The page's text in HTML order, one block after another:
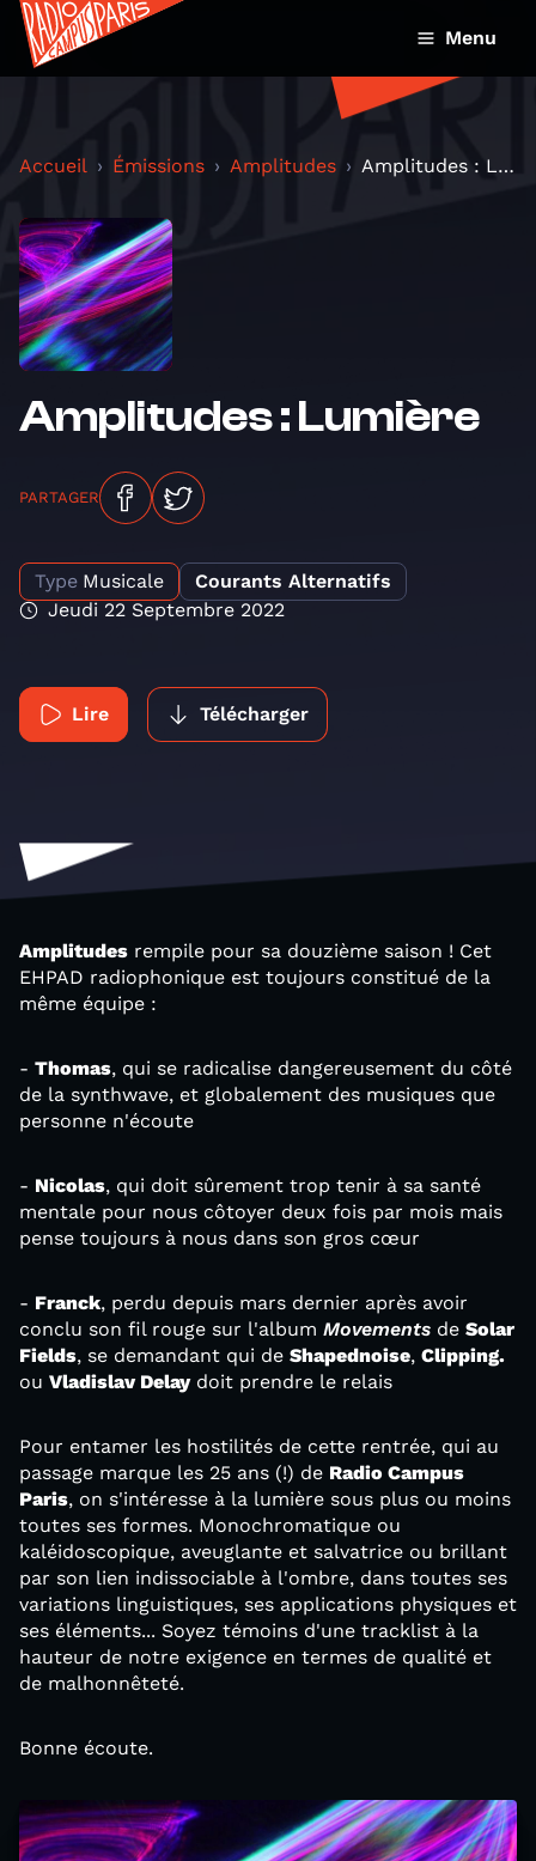
Menu
Accueil Émissions Amplitudes Amplitudes : Lumière
Amplitudes : Lumière
PARTAGER
Type Musicale
Courants Alternatifs
Jeudi 22 Septembre 2022
Lire Télécharger
Amplitudes rempile pour sa douzième saison ! Cet
EHPAD radiophonique est toujours constitué de la
même équipe :
- Thomas, qui se radicalise dangereusement du côté
de la synthwave, et globalement des musiques que
personne n'écoute
- Nicolas, qui doit sûrement trop tenir à sa santé
mentale pour nous côtoyer deux fois par mois mais
pense toujours à nous dans son gros cœur
- Franck, perdu depuis mars dernier après avoir
conclu son fil rouge sur l'album Movements de Solar
Fields, se demandant qui de Shapednoise, Clipping.
ou Vladislav Delaydoit prendre le relais
Pour entamer les hostilités de cette rentrée, qui au
passage marque les 25 ans (!) de Radio Campus
Paris, on s'intéresse à la lumière sous plus ou moins
toutes ses formes. Monochromatique ou
kaléidoscopique, aveuglante et salvatrice ou brillant
par son lien indissociable à l'ombre, dans toutes ses
variations linguistiques, ses applications physiques et
ses éléments... Soyez témoins d'une tracklist à la
hauteur de notre exigence en termes de qualité et
de malhonnêteté.
Bonne écoute.